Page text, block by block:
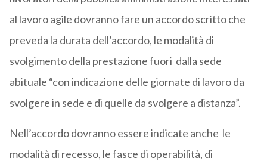
al lavoro agile dovranno fare un accordo scritto che
preveda la durata dell’accordo, le modalità di
svolgimento della prestazione fuori dalla sede
abituale “con indicazione delle giornate di lavoro da
svolgere in sede e di quelle da svolgere a distanza”.
Nell’accordo dovranno essere indicate anche le
modalità di recesso, le fasce di operabilità, di